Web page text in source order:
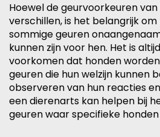
Hoewel de geurvoorkeuren
verschillen, is het belangrijk
sommige geuren
kunnen zijn voor hen. Het is
voorkomen dat honden
geuren die hun welzijn kunnen
observeren van hun reacties
een dierenarts kan helpen bij
geuren waar specifieke